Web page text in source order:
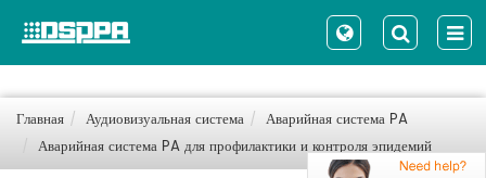
Главная Аудиовизуальная система
Аварийная система PA
Аварийная система PA для профилактики и контроля эпидемий